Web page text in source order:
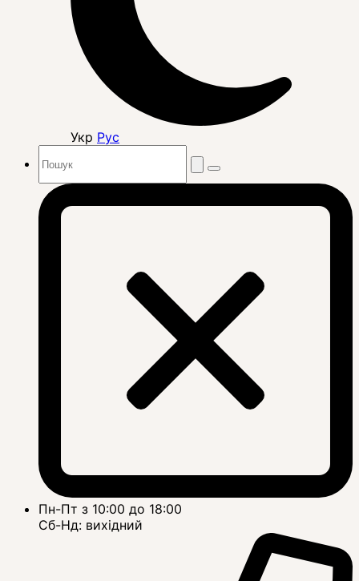
Укр Рус
Пн-Пт з 10:00 до 18:00
Сб-Нд: вихідний